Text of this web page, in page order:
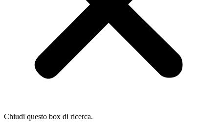
Chiudi questo box di ricerca.